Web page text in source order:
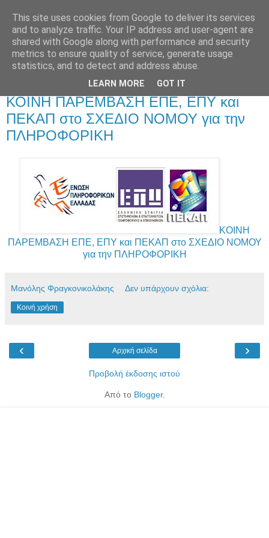
ΚΟΙΝΗ ΠΑΡΕΜΒΑΣΗ ΕΠΕ, ΕΠΥ και
ΠΕΚΑΠ στο ΣΧΕΔΙΟ ΝΟΜΟΥ για την
ΠΛΗΡΟΦΟΡΙΚΗ
ΚΟΙΝΗ
ΠΑΡΕΜΒΑΣΗ ΕΠΕ, ΕΠΥ και ΠΕΚΑΠ στο ΣΧΕΔΙΟ ΝΟΜΟΥ
για την ΠΛΗΡΟΦΟΡΙΚΗ
Μανόλης Φραγκονικολάκης Δεν υπάρχουν σχόλια:
Κοινή χρήση
‹ ›
Αρχική σελίδα
Προβολή έκδοσης ιστού
Από το Blogger.
This site uses cookies from Google to deliver its services
and to analyze traffic. Your IP address and user-agent are
shared with Google along with performance and security
metrics to ensure quality of service, generate usage
statistics, and to detect and address abuse.
LEARN MORE GOT IT